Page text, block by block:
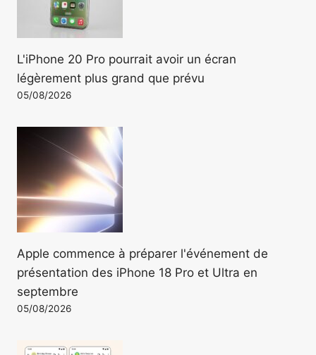
L'iPhone 20 Pro pourrait avoir un écran
légèrement plus grand que prévu
05/08/2026
Apple commence à préparer l'événement de
présentation des iPhone 18 Pro et Ultra en
septembre
05/08/2026